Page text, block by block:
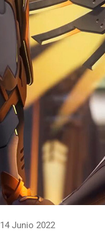
14 Junio 2022